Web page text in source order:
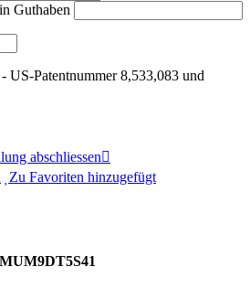
Guthaben
US-Patentnummer 8,533,083 und
abschliessen
Zu Favoriten hinzugefügt